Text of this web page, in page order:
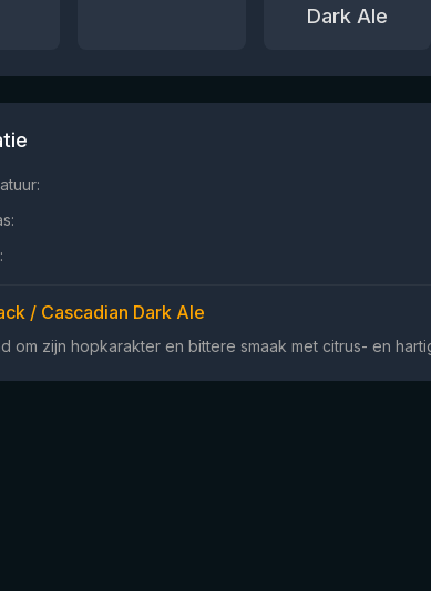
Dark Ale
/ Cascadian Dark Ale
om zijn hopkarakter en bittere smaak met citrus- en